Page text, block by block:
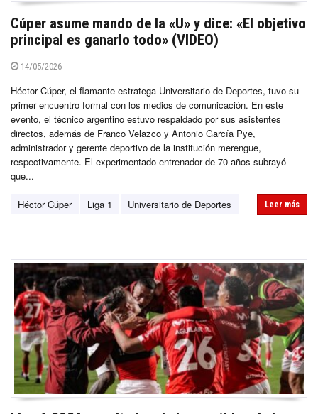
Cúper asume mando de la «U» y dice: «El objetivo
principal es ganarlo todo» (VIDEO)
14/05/2026
Héctor Cúper, el flamante estratega Universitario de Deportes, tuvo su
primer encuentro formal con los medios de comunicación. En este
evento, el técnico argentino estuvo respaldado por sus asistentes
directos, además de Franco Velazco y Antonio García Pye,
administrador y gerente deportivo de la institución merengue,
respectivamente. El experimentado entrenador de 70 años subrayó
que...
Héctor Cúper Liga 1 Universitario de Deportes Leer más